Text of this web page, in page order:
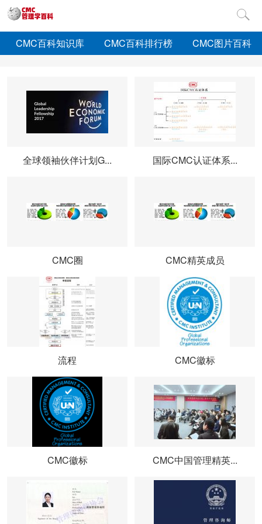
CMC百科知识库 CMC百科排行榜 CMC图片百科
全球领袖伙伴计划G... 国际CMC认证体系...
CMC圈 CMC精英成员
流程 CMC徽标
CMC徽标 CMC中国管理精英...